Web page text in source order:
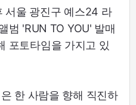
서울 광진구 예스24 라
범 'RUN TO YOU' 발매
포토타임을 가지고 있
한 사람을 향해 직진하